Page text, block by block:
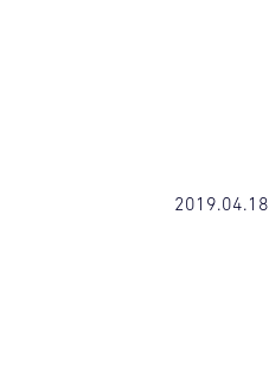
2019.04.18